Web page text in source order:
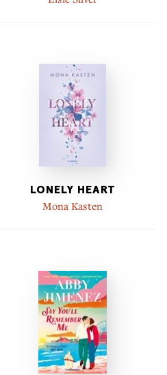
LONELY HEART
Mona Kasten